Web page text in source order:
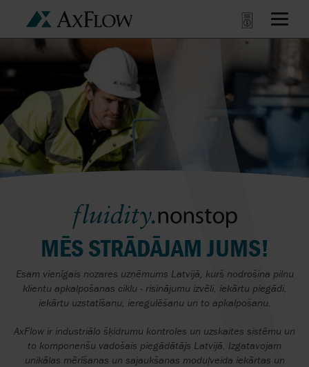
MĒS STRĀDĀJAM JUMS!
Esam vienīgais nozares uzņēmums Latvijā, kurš nodrošina pilnu
klientu apkalpošanas ciklu - risinājumu izvēli, iekārtu piegādi,
iekārtu uzstatīšanu, ieregulēšanu un to apkalpošanu.
AxFlow ir industriālo šķidrumu kontroles un uzskaites sistēmu un
to komponenšu vadošais piegādātājs Latvijā. Izgatavojam
unikālas mērīšanas un sajaukšanas moduļveida iekārtas un